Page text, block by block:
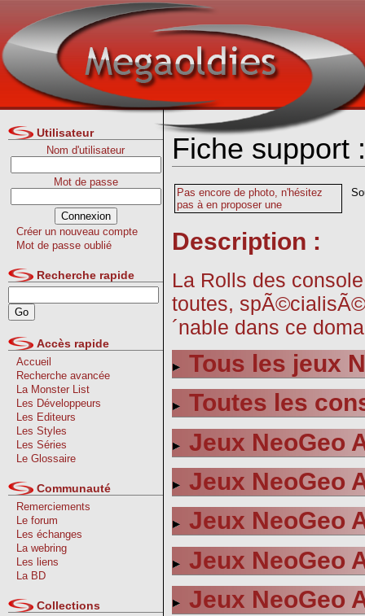
Utilisateur
Nom d'utilisateur
Mot de passe
Créer un nouveau compte
Mot de passe oublié
Recherche rapide
Accès rapide
Accueil
Recherche avancée
La Monster List
Les Développeurs
Les Editeurs
Les Styles
Les Séries
Le Glossaire
Communauté
Remerciements
Le forum
Les échanges
La webring
Les liens
La BD
Collections
Fiche support
Pas encore de photo, n'hésitez
pas à en proposer une
Description :
La Rolls des
toutes,
´nable dans ce
Tous les jeux
Toutes les
Jeux NeoGeo
Jeux NeoGeo
Jeux NeoGeo
Jeux NeoGeo
Jeux NeoGeo